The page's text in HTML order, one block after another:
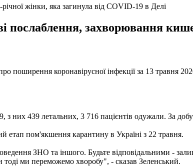
жінки, яка загинула від COVID-19 в Делі
послаблення, захворювання
поширення коронавірусної інфекції за 13 травня
них 439 летальних, 3 716 пацієнтів одужали. За
етап пом'якшення карантину в Україні з 22 травня.
ЗНО та іншого. Будьте відповідальними -
ми переможемо хворобу", - сказав Зеленський.